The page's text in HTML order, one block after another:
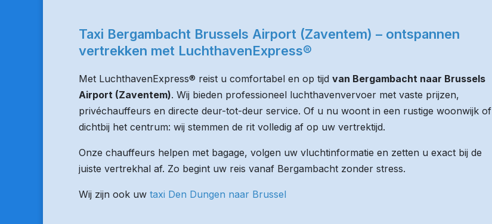
Taxi Bergambacht Brussels Airport (Zaventem) – ontspannen
vertrekken met LuchthavenExpress®
Met LuchthavenExpress® reist u comfortabel en op tijd van Bergambacht naar Brussels
Airport (Zaventem). Wij bieden professioneel luchthavenvervoer met vaste prijzen,
privéchauffeurs en directe deur-tot-deur service. Of u nu woont in een rustige woonwijk of
dichtbij het centrum: wij stemmen de rit volledig af op uw vertrektijd.
Onze chauffeurs helpen met bagage, volgen uw vluchtinformatie en zetten u exact bij de
juiste vertrekhal af. Zo begint uw reis vanaf Bergambacht zonder stress.
Wij zijn ook uw taxi Den Dungen naar Brussel